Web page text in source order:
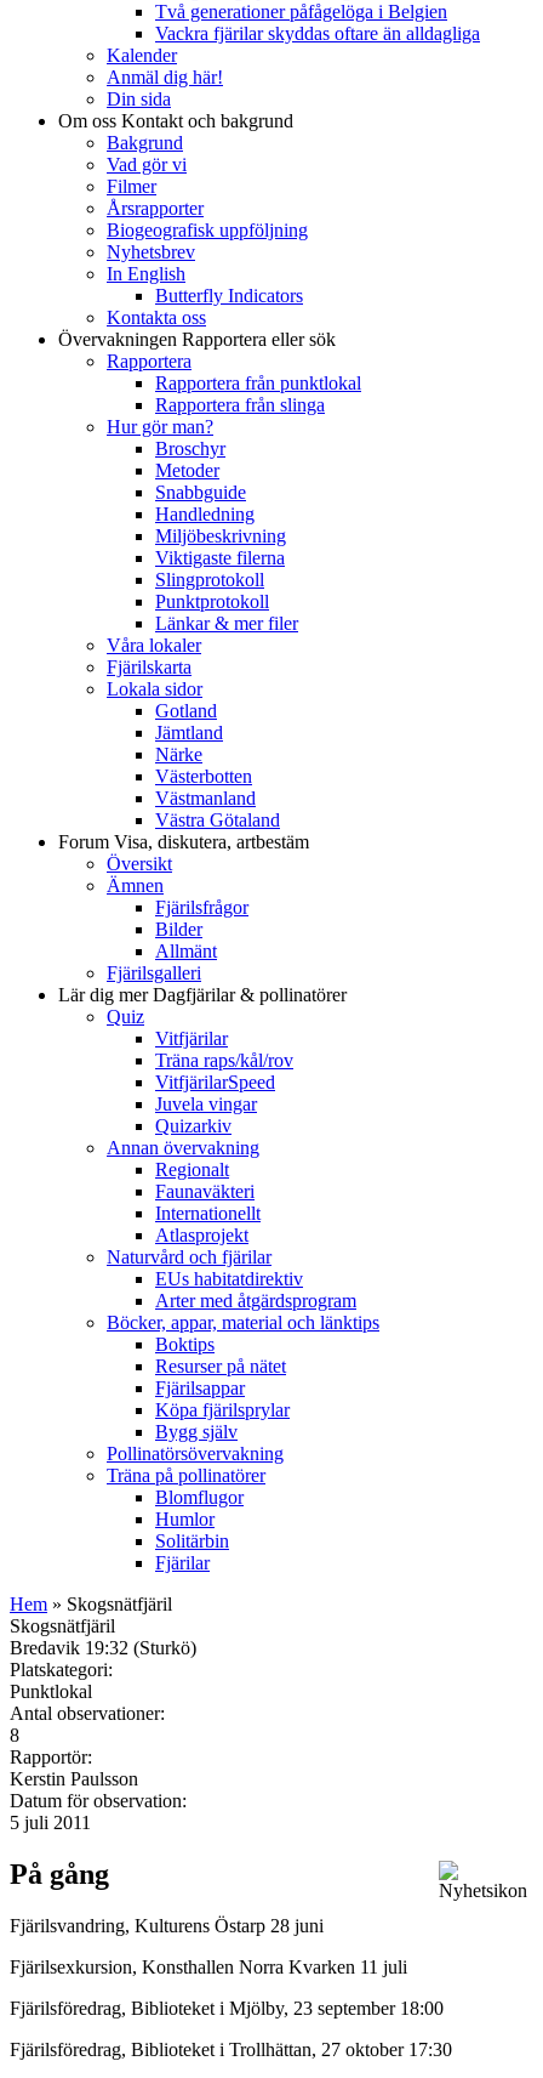
Två generationer påfågelöga i Belgien
Vackra fjärilar skyddas oftare än alldagliga
Kalender
Anmäl dig här!
Din sida
Om oss Kontakt och bakgrund
Bakgrund
Vad gör vi
Filmer
Årsrapporter
Biogeografisk uppföljning
Nyhetsbrev
In English
Butterfly Indicators
Kontakta oss
Övervakningen Rapportera eller sök
Rapportera
Rapportera från punktlokal
Rapportera från slinga
Hur gör man?
Broschyr
Metoder
Snabbguide
Handledning
Miljöbeskrivning
Viktigaste filerna
Slingprotokoll
Punktprotokoll
Länkar & mer filer
Våra lokaler
Fjärilskarta
Lokala sidor
Gotland
Jämtland
Närke
Västerbotten
Västmanland
Västra Götaland
Forum Visa, diskutera, artbestäm
Översikt
Ämnen
Fjärilsfrågor
Bilder
Allmänt
Fjärilsgalleri
Lär dig merDagfjärilar & pollinatörer
Quiz
Vitfjärilar
Träna raps/kål/rov
VitfjärilarSpeed
Juvela vingar
Quizarkiv
Annan övervakning
Regionalt
Faunaväkteri
Internationellt
Atlasprojekt
Naturvård och fjärilar
EUs habitatdirektiv
Arter med åtgärdsprogram
Böcker, appar, material och länktips
Boktips
Resurser på nätet
Fjärilsappar
Köpa fjärilsprylar
Bygg själv
Pollinatörsövervakning
Träna på pollinatörer
Blomflugor
Humlor
Solitärbin
Fjärilar
Hem » Skogsnätfjäril
Skogsnätfjäril
Bredavik 19:32 (Sturkö)
Platskategori:
Punktlokal
Antal observationer:
8
Rapportör:
Kerstin Paulsson
Datum för observation:
5 juli 2011
På gång
Fjärilsvandring, Kulturens Östarp 28 juni
Fjärilsexkursion, Konsthallen Norra Kvarken 11 juli
Fjärilsföredrag, Biblioteket i Mjölby, 23 september 18:00
Fjärilsföredrag, Biblioteket i Trollhättan, 27 oktober 17:30